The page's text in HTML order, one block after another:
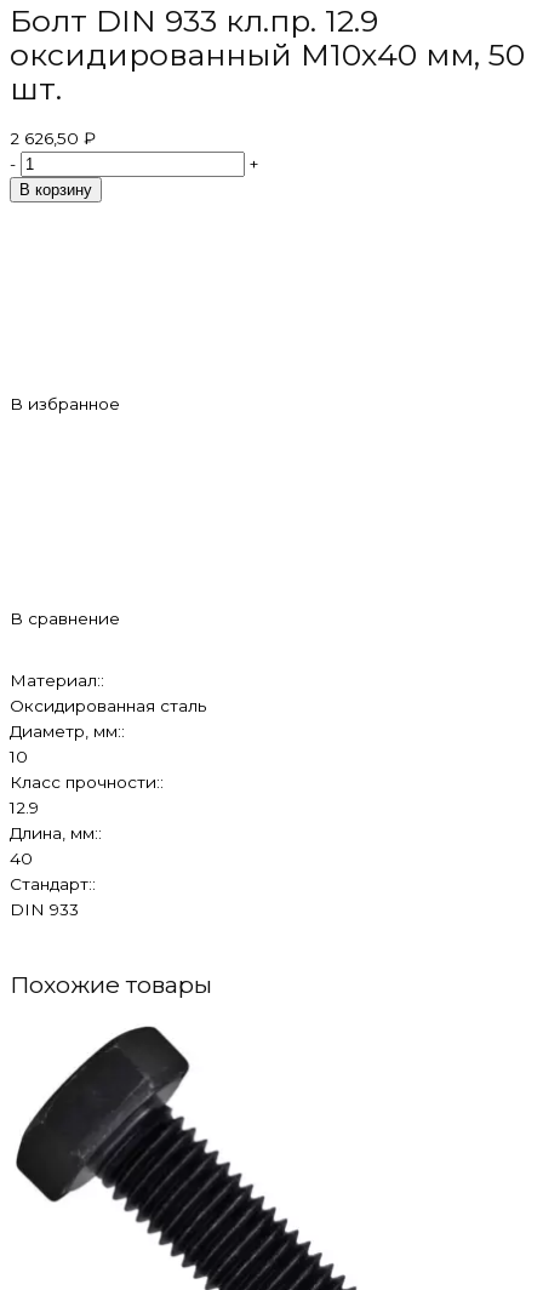
Болт DIN 933 кл.пр. 12.9
оксидированный M10х40 мм, 50
шт.
2 626,50 ₽
-
+
В корзину
В избранное
В сравнение
Материал::
Оксидированная сталь
Диаметр, мм::
10
Класс прочности::
12.9
Длина, мм::
40
Стандарт::
DIN 933
Похожие товары